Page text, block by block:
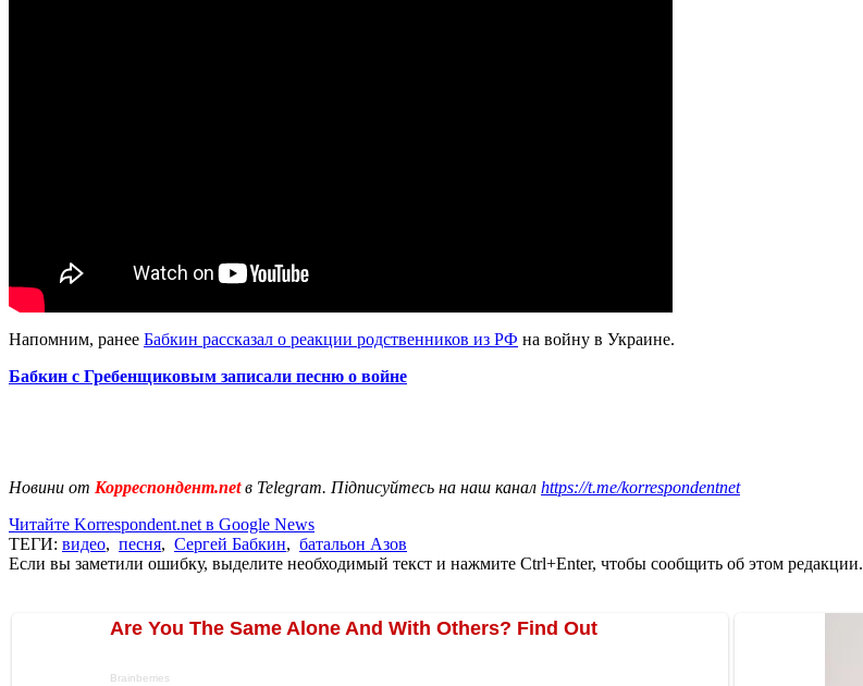
Напомним, ранее Бабкин рассказал о реакции родственников из РФ на войну в Украине.
Бабкин с Гребенщиковым записали песню о войне
Новини от Корреспондент.netв Telegram. Підписуйтесь на наш канал https://t.me/korrespondentnet
Читайте Korrespondent.net в Google News
ТЕГИ: видео, песня, Сергей Бабкин, батальон Азов
Если вы заметили ошибку, выделите необходимый текст и нажмите Ctrl+Enter, чтобы сообщить об этом редакции.